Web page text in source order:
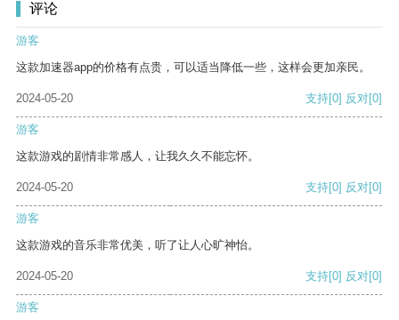
评论
游客
这款加速器app的价格有点贵，可以适当降低一些，这样会更加亲民。
2024-05-20 支持[0] 反对[0]
游客
这款游戏的剧情非常感人，让我久久不能忘怀。
2024-05-20 支持[0] 反对[0]
游客
这款游戏的音乐非常优美，听了让人心旷神怡。
2024-05-20 支持[0] 反对[0]
游客